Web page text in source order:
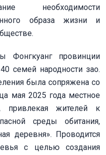
необходимости
образа жизни и
Фонгкуанг провинции
семей народности зао.
была сопряжена со
мая 2025 года местное
привлекая жителей к
среды обитания,
деревня». Проводится
с целью создания